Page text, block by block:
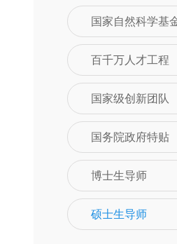
国家自然科学基
百千万人才工程
国家级创新团队
国务院政府特贴
博士生导师
硕士生导师